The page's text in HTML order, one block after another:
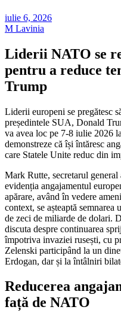
iulie 6, 2026
M Lavinia
Liderii NATO se
pentru a reduce
Trump
Liderii europeni se pregătesc
președintele SUA, Donald
va avea loc pe 7-8 iulie 2026
demonstreze că își întăresc
care Statele Unite reduc din
Mark Rutte, secretarul
evidenția angajamentul
apărare, având în vedere
context, se așteaptă
de zeci de miliarde de dolari.
discuta despre continuarea
împotriva invaziei rusești, cu
Zelenski participând la un
Erdogan, dar și la întâlniri
Reducerea
față de NATO